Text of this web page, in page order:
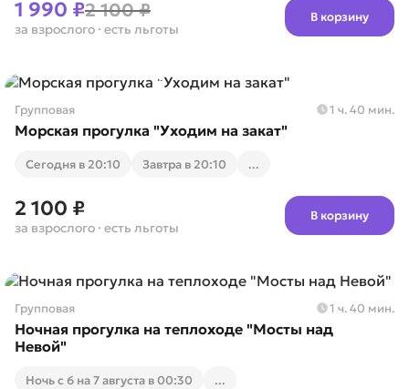
1 990 ₽2 100 ₽
за взрослого · есть льготы
В корзину
Групповая 1 ч. 40 мин.
Морская прогулка "Уходим на закат"
Cегодня в 20:10 Завтра в 20:10 ...
2 100 ₽
за взрослого · есть льготы
В корзину
Групповая 1 ч. 40 мин.
Ночная прогулка на теплоходе "Мосты над
Невой"
Ночь с 6 на 7 августа в 00:30 ...